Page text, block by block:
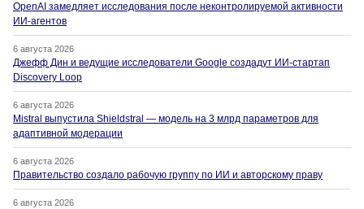
OpenAI замедляет исследования после неконтролируемой активности
ИИ-агентов
6 августа 2026
Джефф Дин и ведущие исследователи Google создадут ИИ-стартап
Discovery Loop
6 августа 2026
Mistral выпустила Shieldstral — модель на 3 млрд параметров для
адаптивной модерации
6 августа 2026
Правительство создало рабочую группу по ИИ и авторскому праву
6 августа 2026